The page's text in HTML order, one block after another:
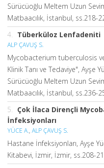
Sürücüoğlu Meltem Uzun
Matbaacılık, İstanbul, ss.218-
4. Tüberküloz Lenfadeniti
ALP ÇAVUŞ S.
Mycobacterium tuberculosis
Klinik Tanı ve Tedaviye", Ayşe
Sürücüoğlu Meltem Uzun
Matbaacılık, İstanbul, ss.236-
5. Çok İlaca Dirençli
İnfeksiyonları
YÜCE A., ALP ÇAVUŞ S.
Hastane İnfeksiyonları, Ayşe
Kitabevi, İzmir, İzmir, ss.208-